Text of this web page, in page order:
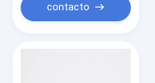
contacto